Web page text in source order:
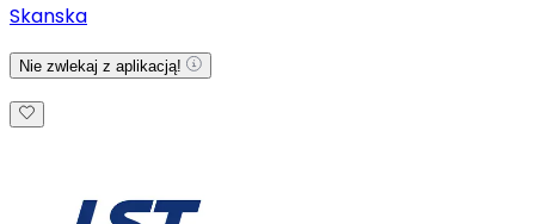
Skanska
Nie zwlekaj z aplikacją!